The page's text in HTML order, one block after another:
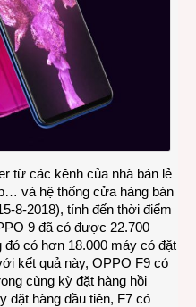
từ các kênh của nhà bán lẻ
và hệ thống cửa hàng bán
8-2018), tính đến thời điểm
9 đã có được 22.700
có hơn 18.000 máy có đặt
kết quả này, OPPO F9 có
cùng kỳ đặt hàng hồi
đặt hàng đầu tiên, F7 có